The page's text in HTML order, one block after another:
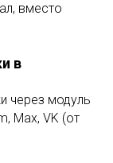
вместо
в
через модуль
Max, VK (от